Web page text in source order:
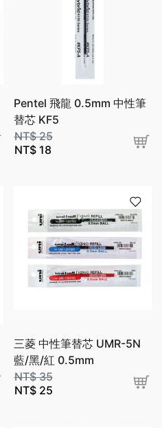
Pentel 飛龍 0.5mm 中性筆
替芯 KF5
NT$25
NT$18
三菱 中性筆替芯 UMR-5N
藍/黑/紅 0.5mm
NT$35
NT$25